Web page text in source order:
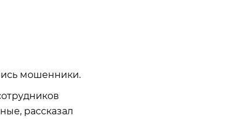
мошенники.
рассказал